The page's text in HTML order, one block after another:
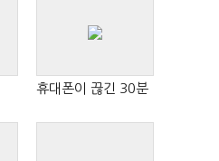
휴대폰이 끊긴 30분